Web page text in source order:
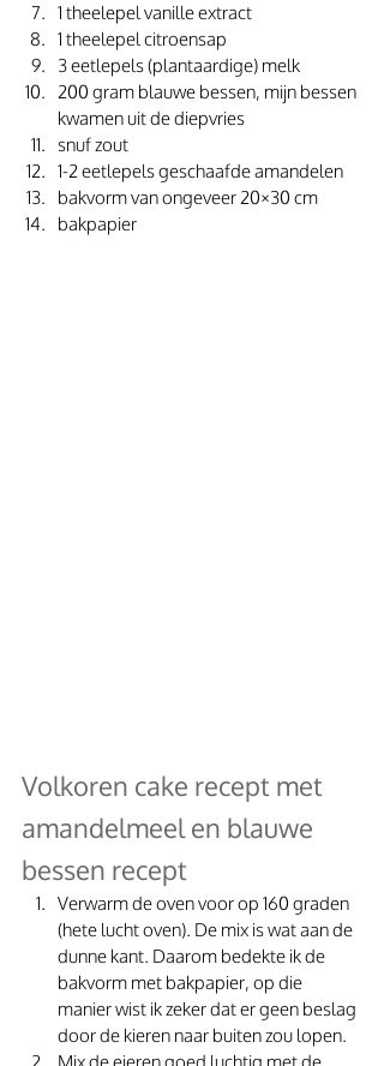
1 theelepel vanille extract
1 theelepel citroensap
3 eetlepels (plantaardige) melk
200 gram blauwe bessen, mijn bessen
kwamen uit de diepvries
snuf zout
1-2 eetlepels geschaafde amandelen
bakvorm van ongeveer 20×30 cm
bakpapier
Volkoren cake recept met
amandelmeel en blauwe
bessen recept
Verwarm de oven voor op 160 graden
(hete lucht oven). De mix is wat aan de
dunne kant. Daarom bedekte ik de
bakvorm met bakpapier, op die
manier wist ik zeker dat er geen beslag
door de kieren naar buiten zou lopen.